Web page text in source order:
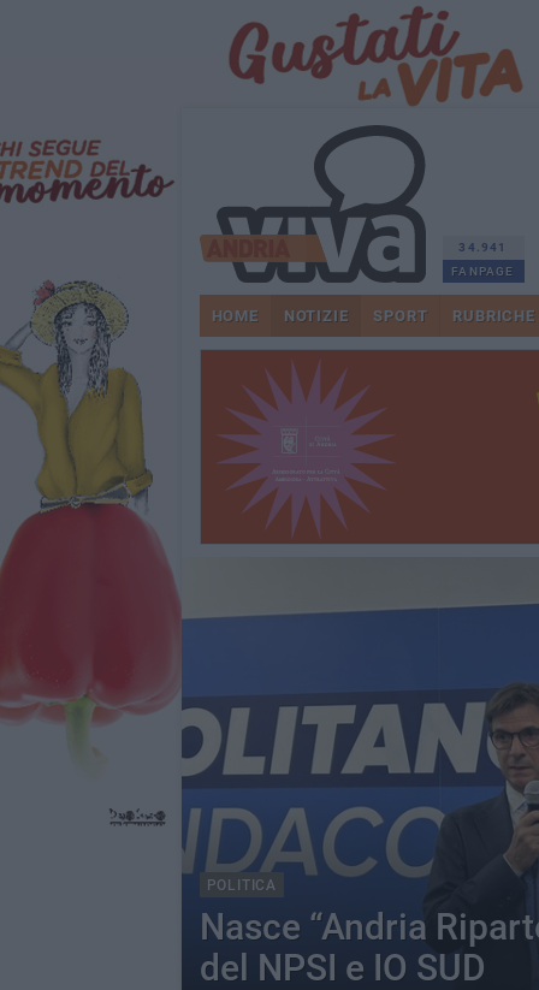
34.941
FANPAGE
HOME NOTIZIE SPORT RUBRICHE
POLITICA
Nasce “Andria
del NPSI e IO SUD